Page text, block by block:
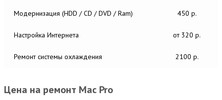
Модернизация (HDD / CD / DVD / Ram) 450 р.
Настройка Интернета от 320 р.
Ремонт системы охлаждения 2100 р.
Цена на ремонт Mac Pro